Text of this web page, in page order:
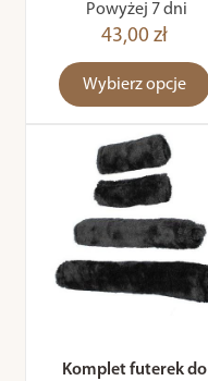
Powyżej 7 dni
43,00 zł
Wybierz opcje
Komplet futerek do